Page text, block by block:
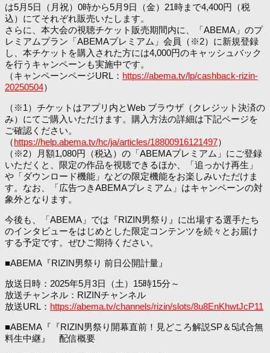
は5月5日（月祝）0時から5月9日（金）21時まで4,400円（税
込）にてそれぞれ販売いたします。
さらに、本大会の視聴チケット販売期間内に、「ABEMA」のプ
レミアムプラン「ABEMAプレミアム」会員（※2）に新規登録
し、本チケットを購入された方には4,000円のキャッシュバック
を行うキャンペーンも実施中です。
（キャンペーンページURL： https://abema.tv/lp/cashback-rizin-
20250504）
（※1）チケットはアプリ内とWeb ブラウザ（クレジット決済の
み）にてご購入いただけます。購入方法の詳細は下記ページを
ご確認ください。
（https://help.abema.tv/hc/ja/articles/18800916121497）
（※2）月額1,080円（税込）の「ABEMAプレミアム」にご登録
いただくと、限定の作品を視聴できるほか、「追っかけ再生」
や「ダウンロード機能」などの限定機能をお楽しみいただけま
す。なお、「広告つきABEMAプレミアム」はキャンペーンの対
象外となります。
今後も、「ABEMA」では『RIZIN男祭り』に出場する選手たち
のインタビューをはじめとした限定コンテンツを続々とお届け
する予定です。ぜひご期待ください。
■ABEMA『RIZIN男祭り 前日公開計量』
放送日時：2025年5月3日（土）15時15分～
放送チャンネル：RIZINチャンネル
放送URL： https://abema.tv/channels/rizin/slots/8u8EnKhwtJcP11
■ABEMA『『RIZIN男祭り開幕直前！見どころ解説SP＆5試合無
料生中継』 配信概要